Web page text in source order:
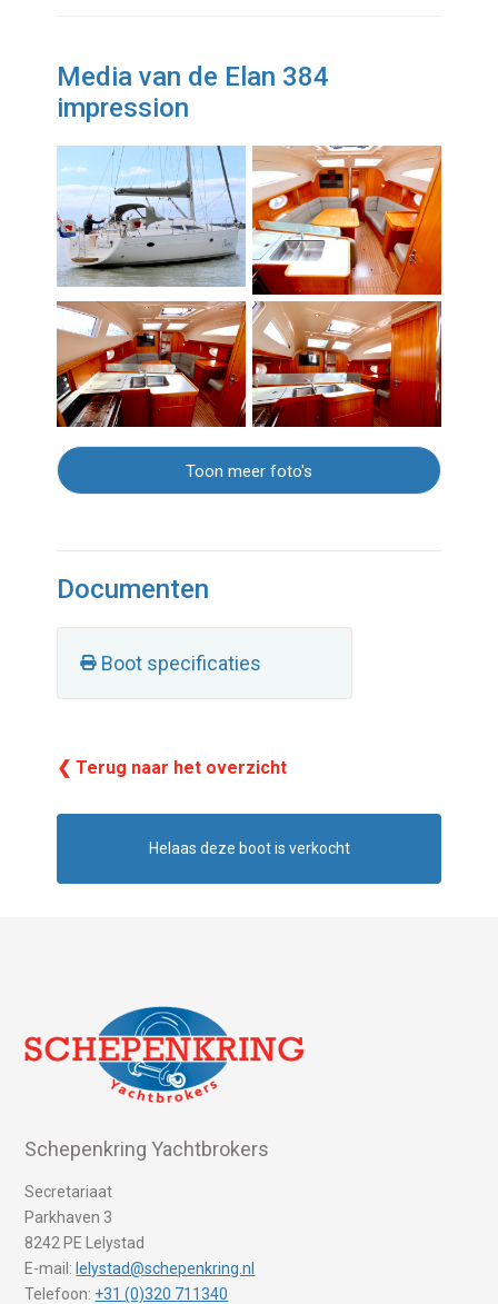
Media van de Elan 384
impression
Toon meer foto's
Documenten
Boot specificaties
❮ Terug naar het overzicht
Helaas deze boot is verkocht
Schepenkring Yachtbrokers
Secretariaat
Parkhaven 3
8242 PE Lelystad
E-mail: lelystad@schepenkring.nl
Telefoon: +31 (0)320 711340